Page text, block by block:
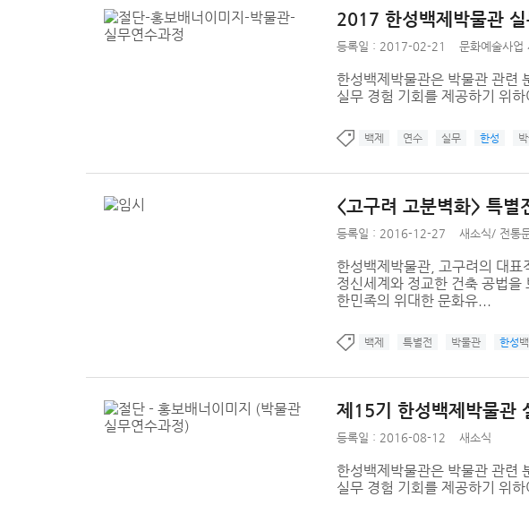
2017 한성백제박물관
등록일 : 2017-02-21 문화예술사업
한성백제박물관은 박물관 관련
실무 경험 기회를 제공하기 위
백제 연수 실무 한성
<고구려 고분벽화> 특별
등록일 : 2016-12-27 새소식/ 전통
한성백제박물관, 고구려의 대
정신세계와 정교한 건축 공법
한민족의 위대한 문화유...
백제 특별전 박물관 한성
제15기 한성백제박물관
등록일 : 2016-08-12 새소식
한성백제박물관은 박물관 관련
실무 경험 기회를 제공하기 위